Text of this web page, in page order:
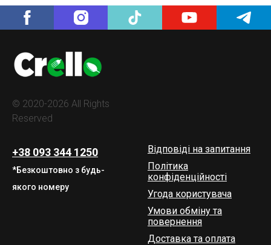
© 2020-2026 All Rights
Reserved
+38 093 344 1250
*Безкоштовно з будь-
якого номеру
Відповіді на запитання
Політика
конфіденційності
Угода користувача
Умови обміну та
повернення
Доставка та оплата